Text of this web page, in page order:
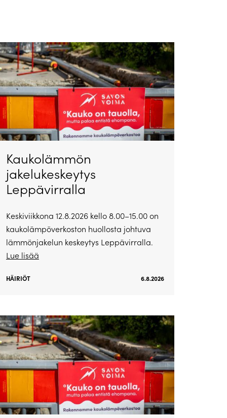
Kaukolämmön
jakelukeskeytys
Leppävirralla
Keskiviikkona 12.8.2026 kello 8.00–15.00 on
kaukolämpöverkoston huollosta johtuva
lämmönjakelun keskeytys Leppävirralla.
Lue lisää
HÄIRIÖT 6.8.2026